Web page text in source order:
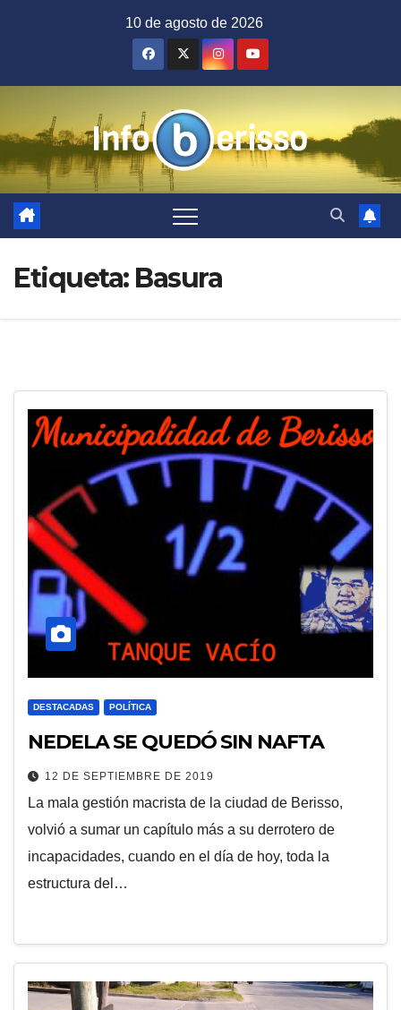
10 de agosto de 2026
Etiqueta: Basura
DESTACADAS POLÍTICA
NEDELA SE QUEDÓ SIN NAFTA
12 DE SEPTIEMBRE DE 2019
La mala gestión macrista de la ciudad de Berisso,
volvió a sumar un capítulo más a su derrotero de
incapacidades, cuando en el día de hoy, toda la
estructura del…